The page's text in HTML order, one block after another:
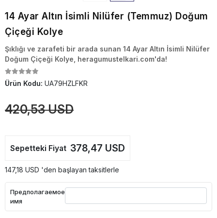
14 Ayar Altın İsimli Nilüfer (Temmuz) Doğum
Çiçeği Kolye
Şıklığı ve zarafeti bir arada sunan 14 Ayar Altın İsimli Nilüfer
Doğum Çiçeği Kolye, heragumustelkari.com'da!
Ürün Kodu: UA79HZLFKR
420,53 USD
Sepetteki Fiyat 378,47 USD
147,18 USD 'den başlayan taksitlerle
Предполагаемое
имя